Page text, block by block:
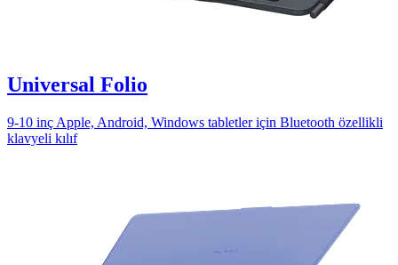
Universal Folio
9-10 inç Apple, Android, Windows tabletler için Bluetooth özellikli
klavyeli kılıf